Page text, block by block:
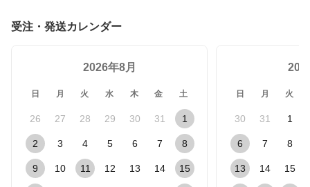
受注・発送カレンダー
2026年8月
日 月 火 水 木 金 土
26 27 28 29 30 31 1
2 3 4 5 6 7 8
9 10 11 12 13 14 15
日 月 火
30 31 1
6 7 8
13 14 15